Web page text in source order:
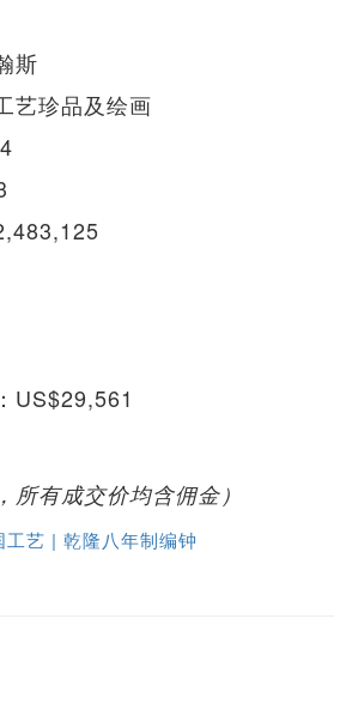
斯
艺珍品及绘画
US$29,561
所有成交价均含佣金）
艺 | 乾隆八年制编钟